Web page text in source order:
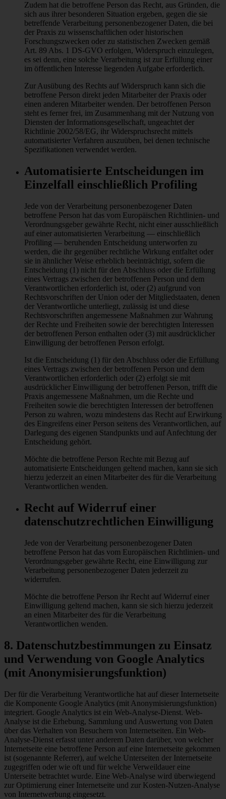
Zudem hat die betroffene Person das Recht, aus Gründen, die
sich aus ihrer besonderen Situation ergeben, gegen die sie
betreffende Verarbeitung personenbezogener Daten, die bei
der Praxis zu wissenschaftlichen oder historischen
Forschungszwecken oder zu statistischen Zwecken gemäß
Art. 89 Abs. 1 DS-GVO erfolgen, Widerspruch einzulegen,
es sei denn, eine solche Verarbeitung ist zur Erfüllung einer
im öffentlichen Interesse liegenden Aufgabe erforderlich.
Zur Ausübung des Rechts auf Widerspruch kann sich die
betroffene Person direkt jeden Mitarbeiter der Praxis oder
einen anderen Mitarbeiter wenden. Der betroffenen Person
steht es ferner frei, im Zusammenhang mit der Nutzung von
Diensten der Informationsgesellschaft, ungeachtet der
Richtlinie 2002/58/EG, ihr Widerspruchsrecht mittels
automatisierter Verfahren auszuüben, bei denen technische
Spezifikationen verwendet werden.
Automatisierte Entscheidungen im
Einzelfall einschließlich Profiling
Jede von der Verarbeitung personenbezogener Daten
betroffene Person hat das vom Europäischen Richtlinien- und
Verordnungsgeber gewährte Recht, nicht einer ausschließlich
auf einer automatisierten Verarbeitung — einschließlich
Profiling — beruhenden Entscheidung unterworfen zu
werden, die ihr gegenüber rechtliche Wirkung entfaltet oder
sie in ähnlicher Weise erheblich beeinträchtigt, sofern die
Entscheidung (1) nicht für den Abschluss oder die Erfüllung
eines Vertrags zwischen der betroffenen Person und dem
Verantwortlichen erforderlich ist, oder (2) aufgrund von
Rechtsvorschriften der Union oder der Mitgliedstaaten, denen
der Verantwortliche unterliegt, zulässig ist und diese
Rechtsvorschriften angemessene Maßnahmen zur Wahrung
der Rechte und Freiheiten sowie der berechtigten Interessen
der betroffenen Person enthalten oder (3) mit ausdrücklicher
Einwilligung der betroffenen Person erfolgt.
Ist die Entscheidung (1) für den Abschluss oder die Erfüllung
eines Vertrags zwischen der betroffenen Person und dem
Verantwortlichen erforderlich oder (2) erfolgt sie mit
ausdrücklicher Einwilligung der betroffenen Person, trifft die
Praxis angemessene Maßnahmen, um die Rechte und
Freiheiten sowie die berechtigten Interessen der betroffenen
Person zu wahren, wozu mindestens das Recht auf Erwirkung
des Eingreifens einer Person seitens des Verantwortlichen, auf
Darlegung des eigenen Standpunkts und auf Anfechtung der
Entscheidung gehört.
Möchte die betroffene Person Rechte mit Bezug auf
automatisierte Entscheidungen geltend machen, kann sie sich
hierzu jederzeit an einen Mitarbeiter des für die Verarbeitung
Verantwortlichen wenden.
Recht auf Widerruf einer
datenschutzrechtlichen Einwilligung
Jede von der Verarbeitung personenbezogener Daten
betroffene Person hat das vom Europäischen Richtlinien- und
Verordnungsgeber gewährte Recht, eine Einwilligung zur
Verarbeitung personenbezogener Daten jederzeit zu
widerrufen.
Möchte die betroffene Person ihr Recht auf Widerruf einer
Einwilligung geltend machen, kann sie sich hierzu jederzeit
an einen Mitarbeiter des für die Verarbeitung
Verantwortlichen wenden.
8. Datenschutzbestimmungen zu Einsatz
und Verwendung von Google Analytics
(mit Anonymisierungsfunktion)
Der für die Verarbeitung Verantwortliche hat auf dieser Internetseite
die Komponente Google Analytics (mit Anonymisierungsfunktion)
integriert. Google Analytics ist ein Web-Analyse-Dienst. Web-
Analyse ist die Erhebung, Sammlung und Auswertung von Daten
über das Verhalten von Besuchern von Internetseiten. Ein Web-
Analyse-Dienst erfasst unter anderem Daten darüber, von welcher
Internetseite eine betroffene Person auf eine Internetseite gekommen
ist (sogenannte Referrer), auf welche Unterseiten der Internetseite
zugegriffen oder wie oft und für welche Verweildauer eine
Unterseite betrachtet wurde. Eine Web-Analyse wird überwiegend
zur Optimierung einer Internetseite und zur Kosten-Nutzen-Analyse
von Internetwerbung eingesetzt.